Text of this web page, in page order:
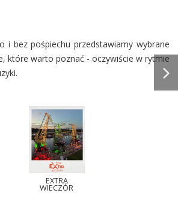
i bez pośpiechu przedstawiamy wybrane
które warto poznać - oczywiście w rytmie
EXTRA
WIECZÓR